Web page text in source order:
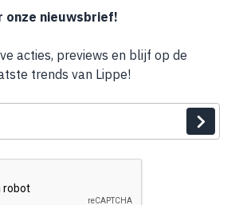
onze nieuwsbrief!
acties, previews en blijf op de
trends van Lippe!